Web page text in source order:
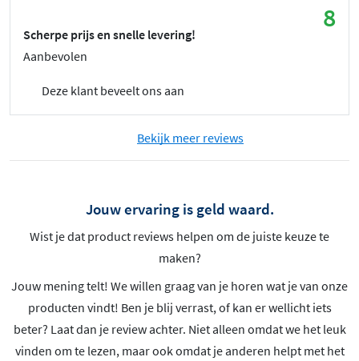
8
Scherpe prijs en snelle levering!
Aanbevolen
Deze klant beveelt ons aan
Bekijk meer reviews
Jouw ervaring is geld waard.
Wist je dat product reviews helpen om de juiste keuze te
maken?
Jouw mening telt! We willen graag van je horen wat je van onze
producten vindt! Ben je blij verrast, of kan er wellicht iets
beter? Laat dan je review achter. Niet alleen omdat we het leuk
vinden om te lezen, maar ook omdat je anderen helpt met het